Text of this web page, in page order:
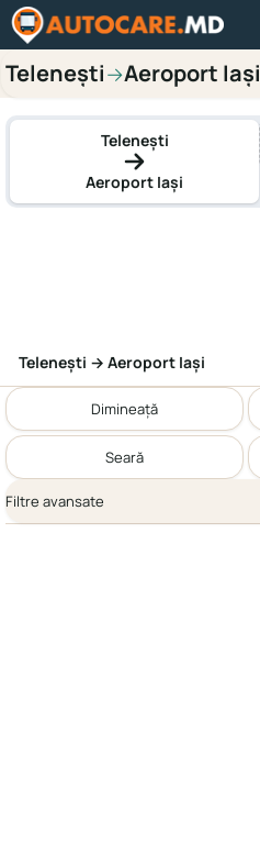
Telenești→Aeroport Iași
Telenești
Aeroport Iași
Telenești → Aeroport Iași
Dimineață
Seară
Filtre avansate